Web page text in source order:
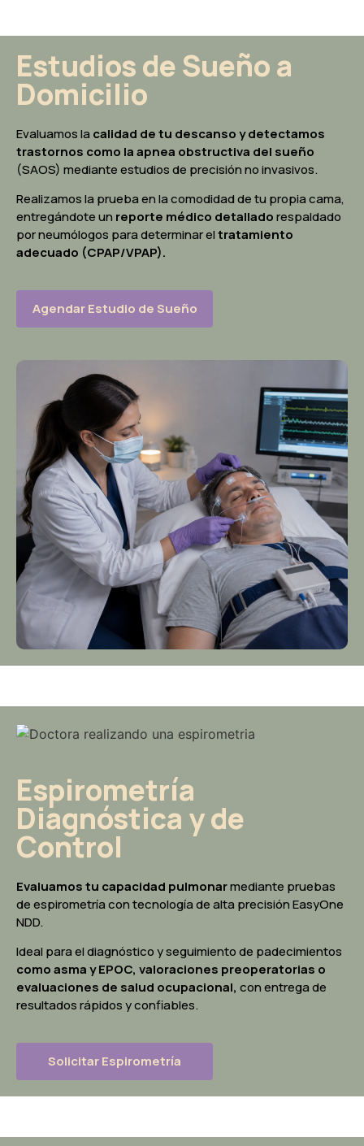
Estudios de Sueño a
Domicilio
Evaluamos la calidad de tu descanso y detectamos
trastornos como la apnea obstructiva del sueño
(SAOS) mediante estudios de precisión no invasivos.
Realizamos la prueba en la comodidad de tu propia cama,
entregándote un reporte médico detalladorespaldado
por neumólogos para determinar eltratamiento
adecuado (CPAP/VPAP).
Agendar Estudio de Sueño
Espirometría
Diagnóstica y de
Control
Evaluamos tu capacidad pulmonarmediante pruebas
de espirometría con tecnología de alta precisión EasyOne
NDD.
Ideal para el diagnóstico y seguimiento de padecimientos
como asma y EPOC, valoraciones preoperatorias o
evaluaciones de salud ocupacional, con entrega de
resultados rápidos y confiables.
Solicitar Espirometría